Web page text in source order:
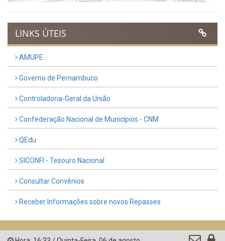
Previous Next
LINKS ÚTEIS
QEdu